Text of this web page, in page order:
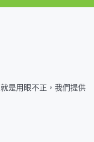
是用眼不正，我們提供